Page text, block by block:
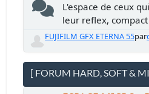
L'espace de ceux
leur reflex,
FUJIFILM GFX ETERNA 55par
[ FORUM HARD, SOFT &